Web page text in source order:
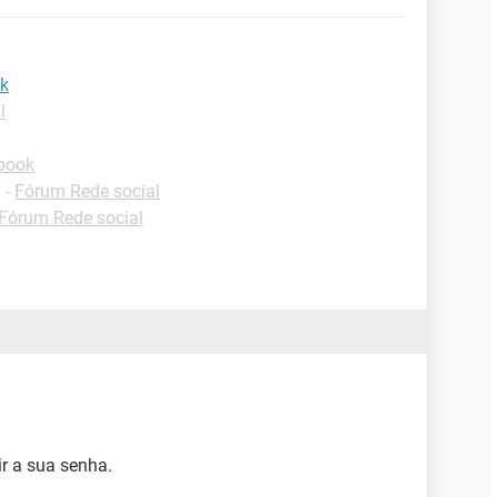
- Fórum Rede social
Rede social
a sua senha.